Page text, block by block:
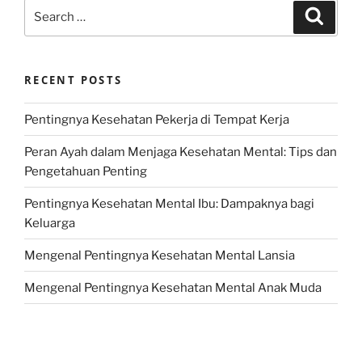
RECENT POSTS
Pentingnya Kesehatan Pekerja di Tempat Kerja
Peran Ayah dalam Menjaga Kesehatan Mental: Tips dan
Pengetahuan Penting
Pentingnya Kesehatan Mental Ibu: Dampaknya bagi
Keluarga
Mengenal Pentingnya Kesehatan Mental Lansia
Mengenal Pentingnya Kesehatan Mental Anak Muda